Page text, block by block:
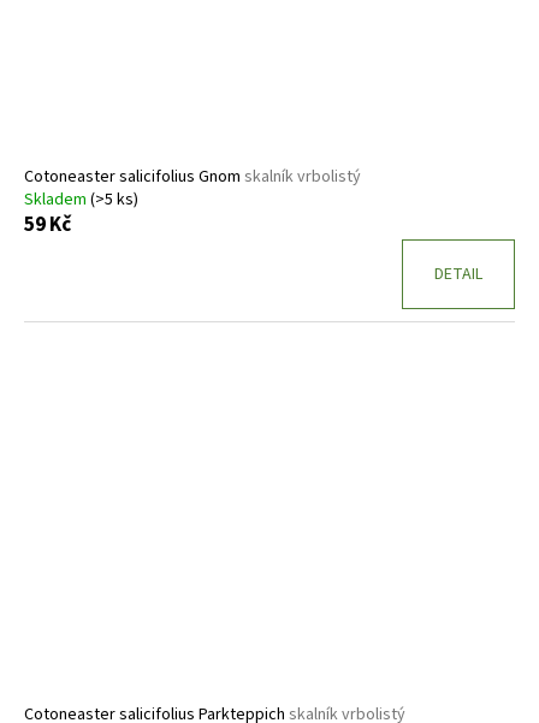
Cotoneaster salicifolius Gnom skalník vrbolistý
Skladem (>5 ks)
59 Kč
DETAIL
Cotoneaster salicifolius Parkteppich skalník vrbolistý